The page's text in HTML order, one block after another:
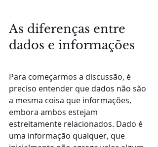
As diferenças entre
dados e informações
Para começarmos a discussão, é
preciso entender que dados não são
a mesma coisa que informações,
embora ambos estejam
estreitamente relacionados. Dado é
uma informação qualquer, que